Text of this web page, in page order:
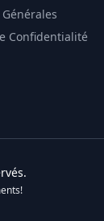
Confidentialité